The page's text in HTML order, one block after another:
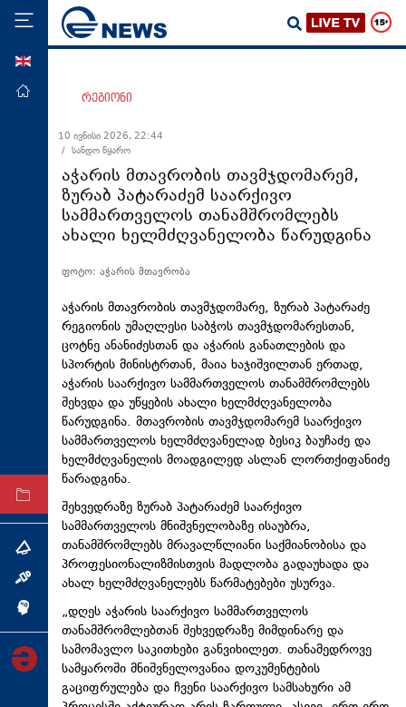
მთავარი
ეკონომიკა
მსოფლიო
ჯანდაცვა
საზოგადოება
სამართალი
თავდაცვა
რეგიონი
კულტურა
სპორტი
ტექნოლოგიები
ტაბლოიდი
თემა
ინტერვიუ
ინქვიზიცია
რეგიონი
10 ივნისი 2026, 22:44
/ სანდო წყარო
აჭარის მთავრობის თავმჯდომარემ,
ზურაბ პატარაძემ საარქივო
სამმართველოს თანამშრომლებს
ახალი ხელმძღვანელობა წარუდგინა
ფოტო: აჭარის მთავრობა
აჭარის მთავრობის თავმჯდომარე, ზურაბ პატარაძე
რეგიონის უმაღლესი საბჭოს თავმჯდომარესთან,
ცოტნე ანანიძესთან და აჭარის განათლების და
სპორტის მინისტრთან, მაია ხაჯიშვილთან ერთად,
აჭარის საარქივო სამმართველოს თანამშრომლებს
შეხვდა და უწყების ახალი ხელმძღვანელობა
წარუდგინა. მთავრობის თავმჯდომარემ საარქივო
სამმართველოს ხელმძღვანელად ბესიკ ბაუჩაძე და
ხელმძღვანელის მოადგილედ ასლან ლორთქიფანიძე
წარადგინა.
შეხვედრაზე ზურაბ პატარაძემ საარქივო
სამმართველოს მნიშვნელობაზე ისაუბრა,
თანამშრომლებს მრავალწლიანი საქმიანობისა და
პროფესიონალიზმისთვის მადლობა გადაუხადა და
ახალ ხელმძღვანელებს წარმატებები უსურვა.
„დღეს აჭარის საარქივო სამმართველოს
თანამშრომლებთან შეხვედრაზე მიმდინარე და
სამომავლო საკითხები განვიხილეთ. თანამედროვე
სამყაროში მნიშვნელოვანია დოკუმენტების
გაციფრულება და ჩვენი საარქივო სამსახური ამ